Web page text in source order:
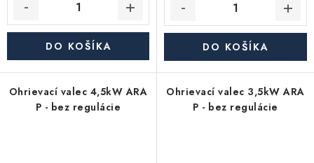
DO KOŠÍKA DO KOŠÍKA
Ohrievací valec 4,5kW ARA
P - bez regulácie
Ohrievací valec 3,5kW ARA
P - bez regulácie